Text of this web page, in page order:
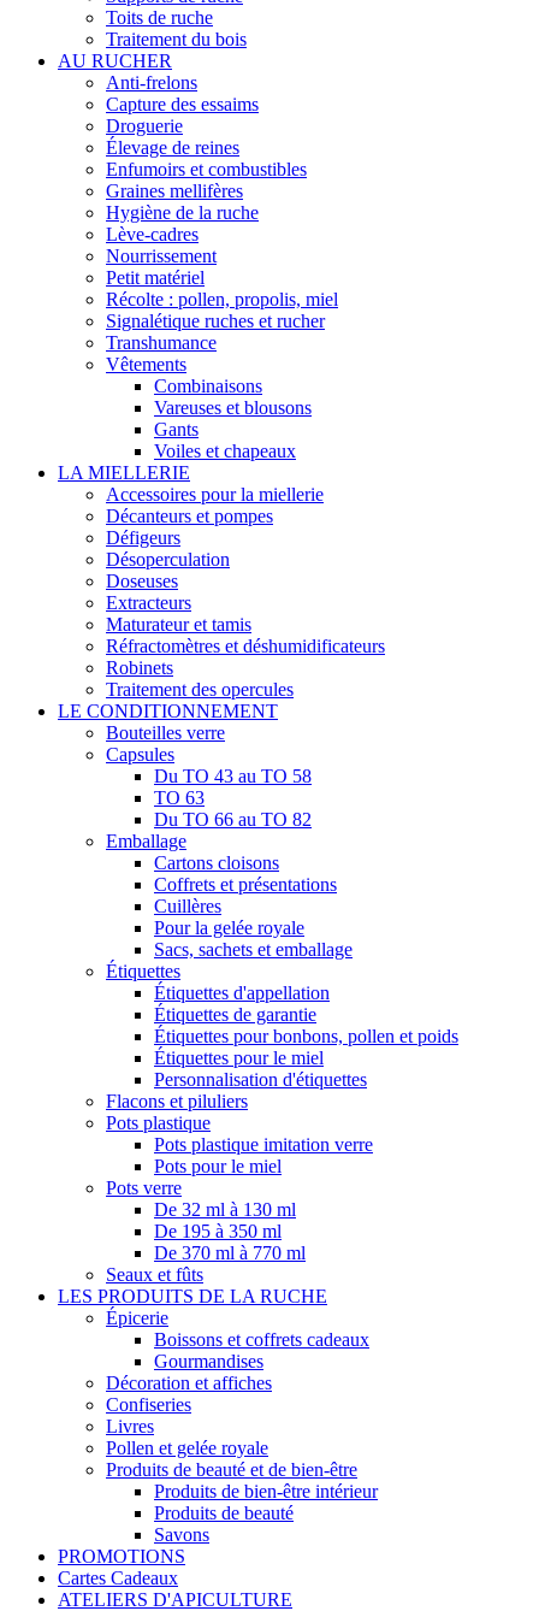
Toits de ruche
Traitement du bois
AU RUCHER
Anti-frelons
Capture des essaims
Droguerie
Élevage de reines
Enfumoirs et combustibles
Graines mellifères
Hygiène de la ruche
Lève-cadres
Nourrissement
Petit matériel
Récolte : pollen, propolis, miel
Signalétique ruches et rucher
Transhumance
Vêtements
Combinaisons
Vareuses et blousons
Gants
Voiles et chapeaux
LA MIELLERIE
Accessoires pour la miellerie
Décanteurs et pompes
Défigeurs
Désoperculation
Doseuses
Extracteurs
Maturateur et tamis
Réfractomètres et déshumidificateurs
Robinets
Traitement des opercules
LE CONDITIONNEMENT
Bouteilles verre
Capsules
Du TO 43 au TO 58
TO 63
Du TO 66 au TO 82
Emballage
Cartons cloisons
Coffrets et présentations
Cuillères
Pour la gelée royale
Sacs, sachets et emballage
Étiquettes
Étiquettes d'appellation
Étiquettes de garantie
Étiquettes pour bonbons, pollen et poids
Étiquettes pour le miel
Personnalisation d'étiquettes
Flacons et piluliers
Pots plastique
Pots plastique imitation verre
Pots pour le miel
Pots verre
De 32 ml à 130 ml
De 195 à 350 ml
De 370 ml à 770 ml
Seaux et fûts
LES PRODUITS DE LA RUCHE
Épicerie
Boissons et coffrets cadeaux
Gourmandises
Décoration et affiches
Confiseries
Livres
Pollen et gelée royale
Produits de beauté et de bien-être
Produits de bien-être intérieur
Produits de beauté
Savons
PROMOTIONS
Cartes Cadeaux
ATELIERS D'APICULTURE